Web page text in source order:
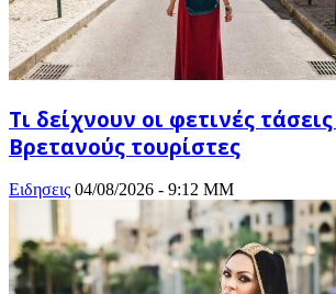
Τι δείχνουν οι φετινές
Βρετανούς τουρίστες
Ειδησεις 04/08/2026 - 9:12 ΜΜ